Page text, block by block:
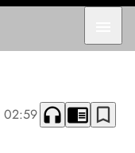
02:59 headphones chrome_reader_mode bookmark_border